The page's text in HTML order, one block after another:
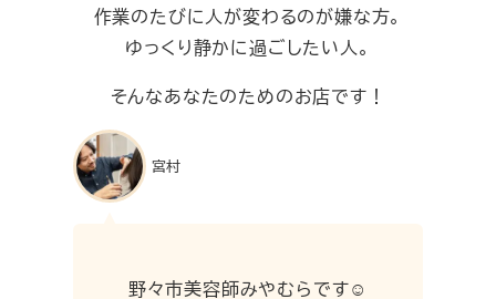
作業のたびに人が変わるのが嫌な方。
ゆっくり静かに過ごしたい人。
そんなあなたのためのお店です！
宮村
野々市美容師みやむらです☺︎